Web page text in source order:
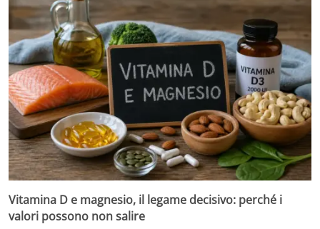
Vitamina D e magnesio, il legame decisivo: perché i
valori possono non salire